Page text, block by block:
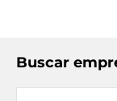
Buscar